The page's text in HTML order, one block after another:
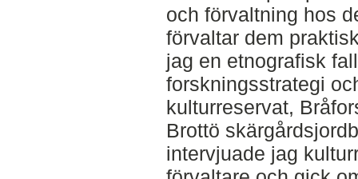
och förvaltning hos
förvaltar dem
jag en etnografisk
forskningsstrategi
kulturreservat,
Brottö
intervjuade jag